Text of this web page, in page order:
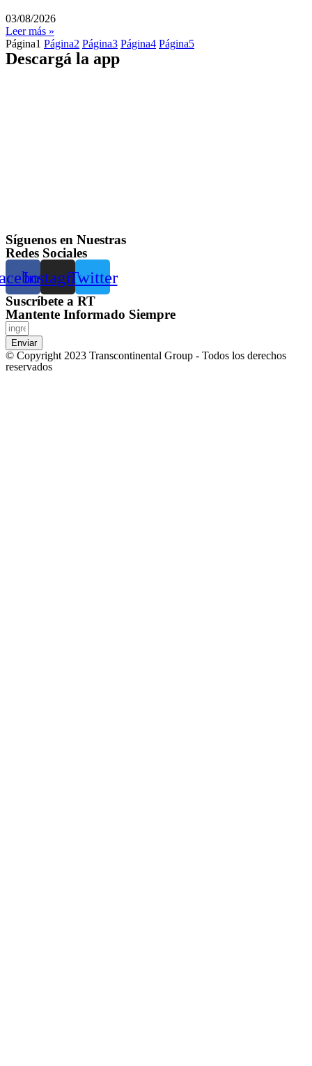
03/08/2026
Leer más »
Página1 Página2 Página3 Página4 Página5
Descargá la app
Síguenos en Nuestras
Redes Sociales
InstagramTwitter
Suscríbete a RT
Mantente Informado Siempre
Enviar
© Copyright 2023 Transcontinental Group - Todos los derechos
reservados